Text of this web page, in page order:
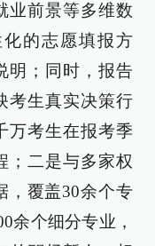
业前景等多维数
的志愿填报方
明；同时，报告
考生真实决策行
万考生在报考季
；二是与多家权
，覆盖30余个专
余个细分专业，